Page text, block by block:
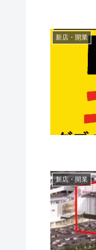
新店・開業
新店・開業